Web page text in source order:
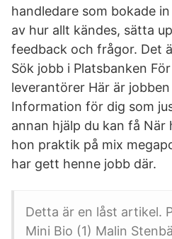
handledare som bokade
av hur allt kändes, sätta
feedback och frågor. Det
Sök jobb i Platsbanken
leverantörer Här är
Information för dig som
annan hjälp du kan få När
hon praktik på mix
har gett henne jobb där.
Detta är en låst artikel.
Mini Bio (1) Malin